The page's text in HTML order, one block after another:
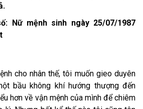
Nữ mệnh sinh ngày 25/07/1987
cho nhân thế, tôi muốn gieo duyên
bầu không khí hướng thượng đến
hơn về vận mệnh của mình để chiêm